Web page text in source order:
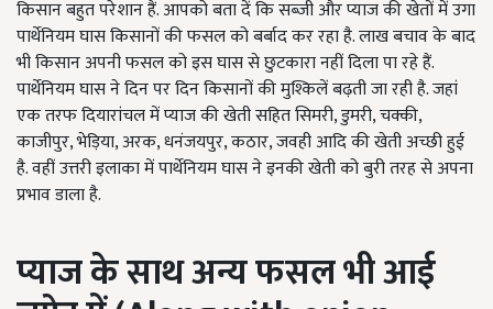
किसान बहुत परेशान हैं. आपको बता दें कि सब्जी और प्याज की खेतों में उगा
पार्थेनियम घास किसानों की फसल को बर्बाद कर रहा है. लाख बचाव के बाद
भी किसान अपनी फसल को इस घास से छुटकारा नहीं दिला पा रहे हैं.
पार्थेनियम घास ने दिन पर दिन किसानों की मुश्किलें बढ़ती जा रही है. जहां
एक तरफ दियारांचल में प्याज की खेती सहित सिमरी, डुमरी, चक्की,
काजीपुर, भेड़िया, अरक, धनंजयपुर, कठार, जवही आदि की खेती अच्छी हुई
है. वहीं उत्तरी इलाका में पार्थेनियम घास ने इनकी खेती को बुरी तरह से अपना
प्रभाव डाला है.
प्याज के साथ अन्य फसल भी आई